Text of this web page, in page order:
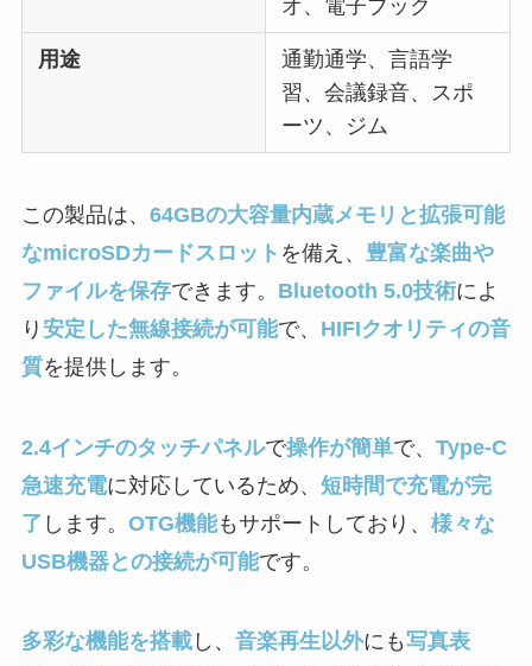
オ、電子ブック
用途
通勤通学、言語学
習、会議録音、スポ
ーツ、ジム
この製品は、 64GBの大容量内蔵メモリと拡張可能
なmicroSDカードスロット を備え、 豊富な楽曲や
ファイルを保存できます。 Bluetooth 5.0技術によ
り 安定した無線接続が可能で、 HIFIクオリティの音
質を提供します。
2.4インチのタッチパネルで操作が簡単で、 Type-C
急速充電に対応しているため、 短時間で充電が完
了 します。 OTG機能もサポートしており、 様々な
USB機器との接続が可能です。
多彩な機能を搭載し、 音楽再生以外にも写真表